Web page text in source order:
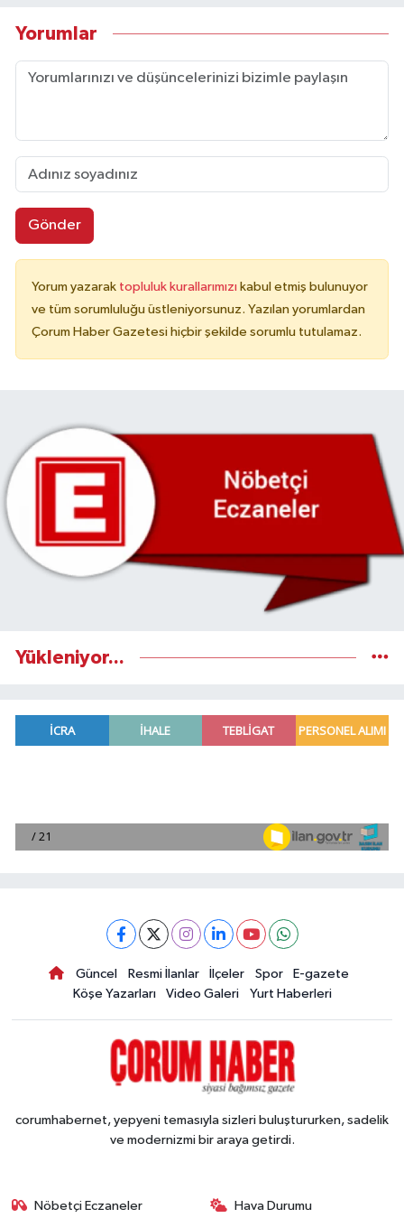
Yorumlar
Gönder
Yorum yazarak topluluk kurallarımızı kabul etmiş bulunuyor
ve tüm sorumluluğu üstleniyorsunuz. Yazılan yorumlardan
Çorum Haber Gazetesi hiçbir şekilde sorumlu tutulamaz.
Yükleniyor...
Güncel Resmi İlanlar İlçeler Spor
E-gazete
Köşe Yazarları
Video Galeri Yurt Haberleri
corumhabernet, yepyeni temasıyla sizleri buluştururken, sadelik
ve modernizmi bir araya getirdi.
Nöbetçi Eczaneler Hava Durumu